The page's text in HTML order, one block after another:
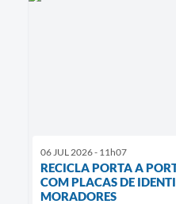
06 JUL 2026 - 11h07
RECICLA PORTA A
COM PLACAS DE
MORADORES